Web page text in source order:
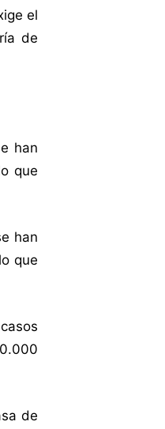
el
de
han
que
han
que
de